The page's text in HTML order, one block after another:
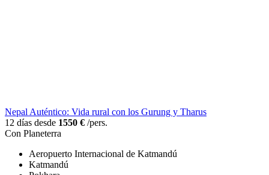
Nepal Auténtico: Vida rural con los Gurung y Tharus
12 días desde 1550 € /pers.
Con Planeterra
Aeropuerto Internacional de Katmandú
Katmandú